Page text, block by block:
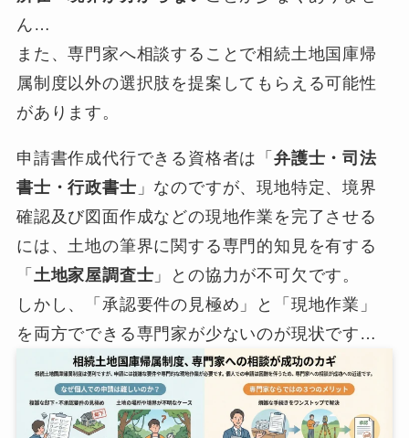
ん…
また、専門家へ相談することで相続土地国庫帰
属制度以外の選択肢を提案してもらえる可能性
があります。
申請書作成代行できる資格者は「弁護士・司法
書士・行政書士 」なのですが、現地特定、境界
確認及び図面作成などの現地作業を完了させる
には、土地の筆界に関する専門的知見を有する
「 土地家屋調査士 」との協力が不可欠です。
しかし、「承認要件の見極め」と「現地作業」
を両方でできる専門家が少ないのが現状です…